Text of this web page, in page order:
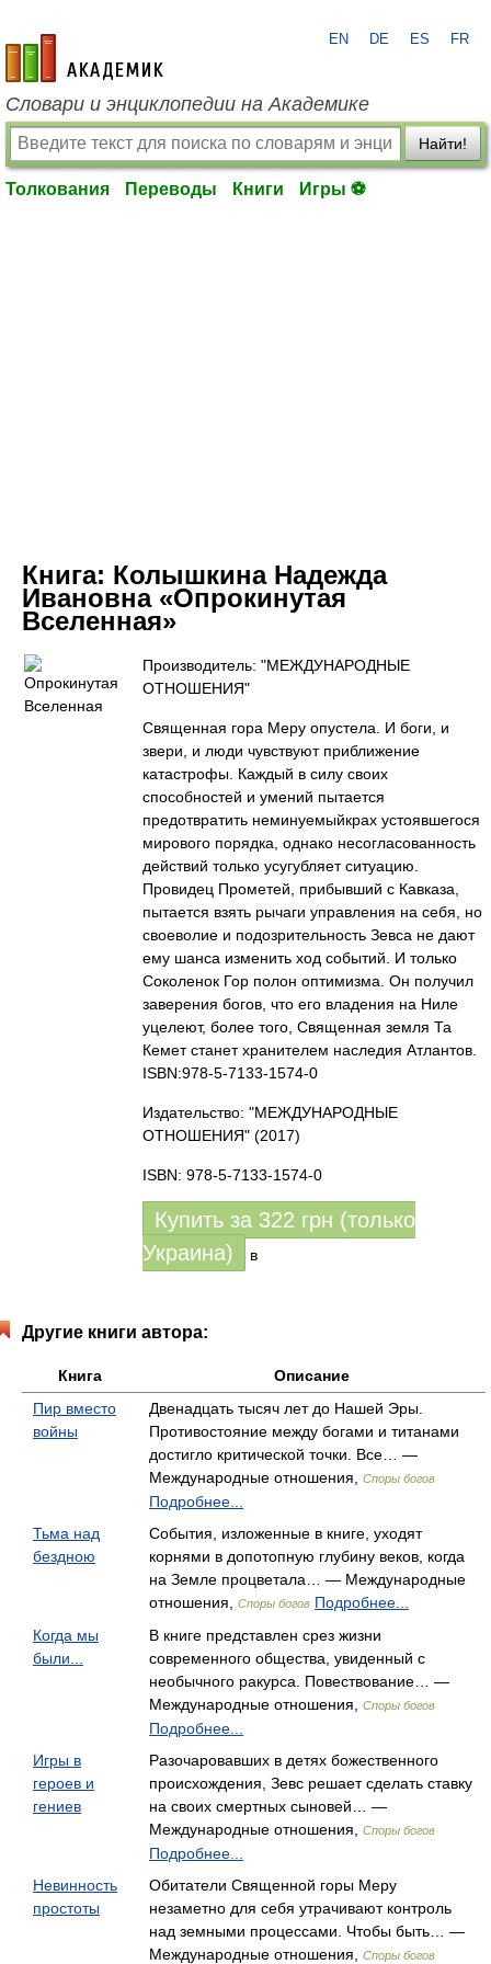
academic.ru
EN DE ES FR
Словари и энциклопедии на Академике
Найти!
Толкования Переводы Книги Игры ⚽
Книга: Колышкина Надежда
Ивановна «Опрокинутая
Вселенная»
Производитель: "МЕЖДУНАРОДНЫЕ
ОТНОШЕНИЯ"
Священная гора Меру опустела. И боги, и
звери, и люди чувствуют приближение
катастрофы. Каждый в силу своих
способностей и умений пытается
предотвратить неминуемыйкрах устоявшегося
мирового порядка, однако несогласованность
действий только усугубляет ситуацию.
Провидец Прометей, прибывший с Кавказа,
пытается взять рычаги управления на себя, но
своеволие и подозрительность Зевса не дают
ему шанса изменить ход событий. И только
Соколенок Гор полон оптимизма. Он получил
заверения богов, что его владения на Ниле
уцелеют, более того, Священная земля Та
Кемет станет хранителем наследия Атлантов.
ISBN:978-5-7133-1574-0
Издательство: "МЕЖДУНАРОДНЫЕ
ОТНОШЕНИЯ" (2017)
ISBN: 978-5-7133-1574-0
Купить за 322 грн (только
Украина)
в
Другие книги автора:
Книга
Описание
Пир вместо
войны
Двенадцать тысяч лет до Нашей Эры.
Противостояние между богами и титанами
достигло критической точки. Все… —
Международные отношения,
Споры богов
Подробнее...
Тьма над
бездною
События, изложенные в книге, уходят
корнями в допотопную глубину веков, когда
на Земле процветала… — Международные
отношения,
Споры богов Подробнее...
Когда мы
были...
В книге представлен срез жизни
современного общества, увиденный с
необычного ракурса. Повествование… —
Международные отношения,
Споры богов
Подробнее...
Игры в
героев и
гениев
Разочаровавших в детях божественного
происхождения, Зевс решает сделать ставку
на своих смертных сыновей… —
Международные отношения,
Споры богов
Подробнее...
Невинность
простоты
Обитатели Священной горы Меру
незаметно для себя утрачивают контроль
над земными процессами. Чтобы быть… —
Международные отношения,
Споры богов